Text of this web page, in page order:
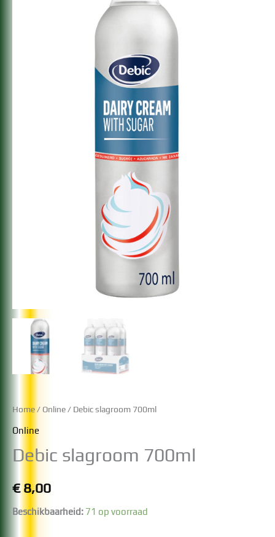
Home / Online / Debic slagroom 700ml
Online
Debic slagroom 700ml
€8,00
Beschikbaarheid: 71 op voorraad